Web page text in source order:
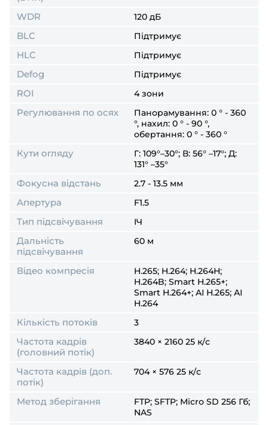
WDR
120 дБ
BLC Підтримує
HLC Підтримує
Defog Підтримує
ROI 4 зони
Регулювання по осях
Панорамування: 0 ° - 360
°, нахил: 0 ° - 90 °,
обертання: 0 ° - 360 °
Кути огляду
Г: 109°–30°; В: 56° –17°; Д:
131° –35°
Фокусна відстань 2.7 - 13.5 мм
Апертура F1.5
Тип підсвічування ІЧ
Дальність
підсвічування
60 м
Відео компресія
H.265; H.264; H.264H;
H.264B; Smart H.265+;
Smart H.264+; AI H.265; AI
H.264
Кількість потоків 3
Частота кадрів
(головний потік)
3840 × 2160 25 к/с
Частота кадрів (доп.
потік)
704 × 576 25 к/с
Метод зберігання
FTP; SFTP; Micro SD 256 Гб;
NAS